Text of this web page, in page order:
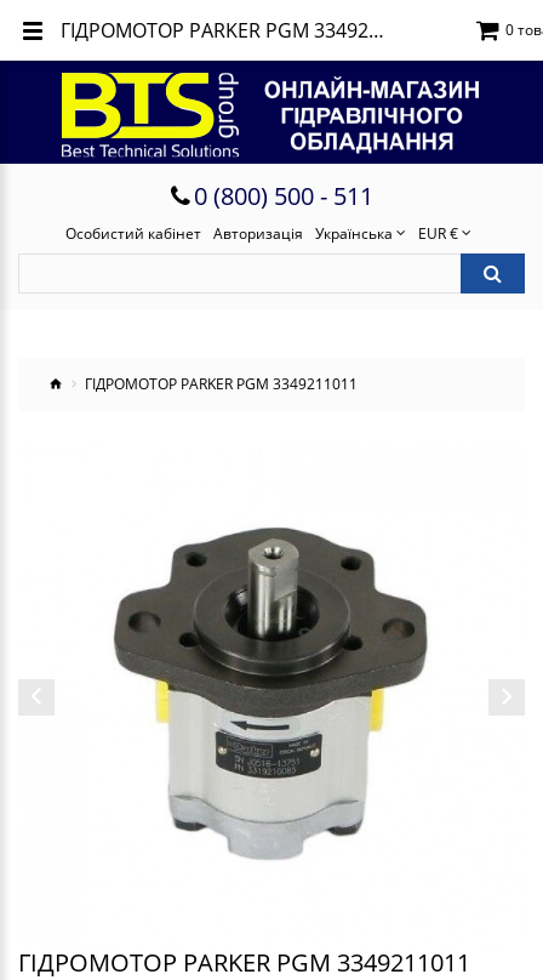
0 (800) 500 - 511
Особистий кабінет Авторизація Українська EUR €
0
ГІДРОМОТОР PARKER PGM 3349211011
ГІДРОМОТОР PARKER PGM 3349211011
ГІДРОМОТОР PARKER PGM 3349211011